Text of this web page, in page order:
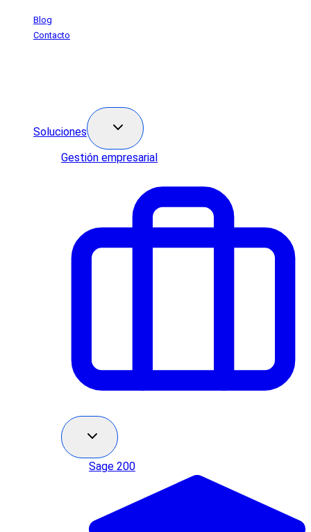
SaltarBlog
Contacto
Soluciones
Gestión empresarial
Sage 200